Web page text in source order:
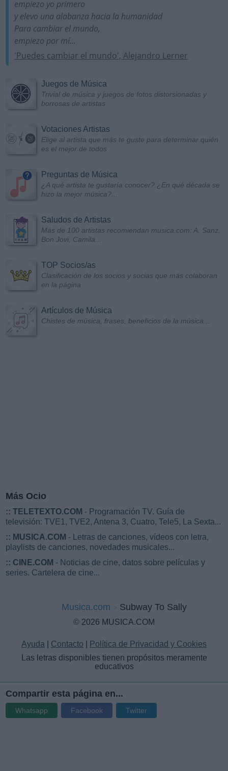
empiezo yo primero
y elevo una alabanza hacia la humanidad
Para cambiar el mundo,
empiezo por mí...
'Puedes cambiar el mundo', Alejandro Lerner
Juegos de Música
Trivial de música y juegos de fotos distorsionadas y
borrosas de artistas
Votaciones Artistas
Elige al artista que más te guste para determinar quién
es el mejor de todos
Preguntas de Música
¿A qué artista te gustaría conocer? ¿En qué década se
hizo la mejor música?...
Saludos de Artistas
Más de 100 artistas recomiendan musica.com: A. Sanz,
Bon Jovi, Camila...
TOP Socios/as
Clasificación de los socios y socias que más colaboran
en la página
Artículos de Música
Chistes de música, frases, beneficios de la música...
Más Ocio
:: TELETEXTO.COM - Programación TV. Guía de
televisión: TVE1, TVE2, Antena 3, Cuatro, Tele5, La Sexta...
:: MUSICA.COM - Letras de canciones, vídeos con letra,
playlists de canciones, novedades musicales...
:: CINE.COM - Noticias de cine, datos sobre películas y
series. Cartelera de cine...
Musica.com Subway To Sally
© 2026 MUSICA.COM
Ayuda Contacto
Política de Privacidad y Cookies
Las letras disponibles tienen propósitos meramente
educativos
Compartir esta página en...
Whatsapp Facebook Twitter